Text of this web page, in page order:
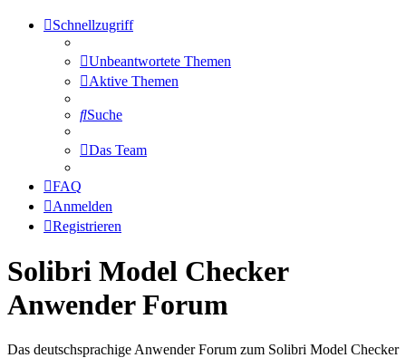
Schnellzugriff
Unbeantwortete Themen
Aktive Themen
Suche
Das Team
FAQ
Anmelden
Registrieren
Solibri Model Checker
Anwender Forum
Das deutschsprachige Anwender Forum zum Solibri Model Checker